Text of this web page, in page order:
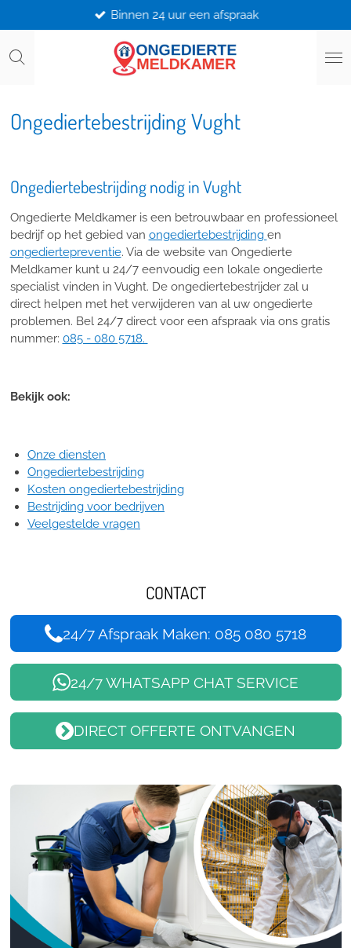
direct
naar
Binnen 24 uur een afspraak
Ongediertebestrijding Vught
Ongediertebestrijding nodig in Vught
Ongedierte Meldkamer is een betrouwbaar en professioneel
bedrijf op het gebied van ongediertebestrijding en
ongediertepreventie. Via de website van Ongedierte
Meldkamer kunt u 24/7 eenvoudig een lokale ongedierte
specialist vinden in Vught. De ongediertebestrijder zal u
direct helpen met het verwijderen van al uw ongedierte
problemen. Bel 24/7 direct voor een afspraak via ons gratis
nummer: 085 - 080 5718.
Bekijk ook:
Onze diensten
Ongediertebestrijding
Kosten ongediertebestrijding
Bestrijding voor bedrijven
Veelgestelde vragen
CONTACT
24/7 Afspraak Maken: 085 080 5718
24/7 WHATSAPP CHAT SERVICE
DIRECT OFFERTE ONTVANGEN